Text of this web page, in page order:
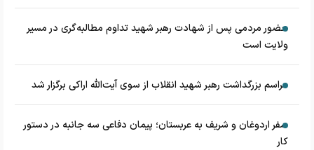
حضور مردمی پس از شهادت رهبر شهید تداوم مطالبه‌گری در مسیر
ولایت است
مراسم بزرگداشت رهبر شهید انقلاب از سوی آیت‌الله اراکی برگزار شد
سفر اردوغان و شریف به عربستان؛ پیمان دفاعی سه جانبه در دستور
کار